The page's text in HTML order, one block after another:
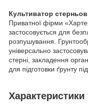
Культиватор
Приватної фірми
застосовується для
розпушування.
універсально
стерні, закладення
для підготовки ґрунту
Характеристики